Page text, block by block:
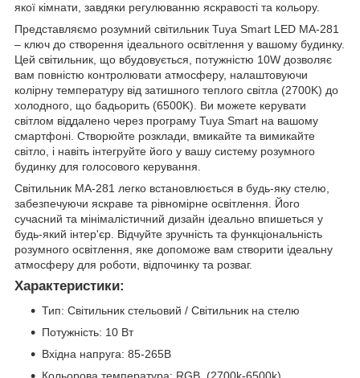
якої кімнати, завдяки регулюванню яскравості та кольору.
Представляємо розумний світильник Tuya Smart LED MA-281
– ключ до створення ідеального освітлення у вашому будинку.
Цей світильник, що вбудовується, потужністю 10W дозволяє
вам повністю контролювати атмосферу, налаштовуючи
колірну температуру від затишного теплого світла (2700K) до
холодного, що бадьорить (6500K). Ви можете керувати
світлом віддалено через програму Tuya Smart на вашому
смартфоні. Створюйте розклади, вмикайте та вимикайте
світло, і навіть інтегруйте його у вашу систему розумного
будинку для голосового керування.
Світильник MA-281 легко встановлюється в будь-яку стелю,
забезпечуючи яскраве та рівномірне освітлення. Його
сучасний та мінімалістичний дизайн ідеально впишеться у
будь-який інтер'єр. Відчуйте зручність та функціональність
розумного освітлення, яке допоможе вам створити ідеальну
атмосферу для роботи, відпочинку та розваг.
Характеристики:
Тип: Світильник стельовий / Світильник на стелю
Потужність: 10 Вт
Вхідна напруга: 85-265В